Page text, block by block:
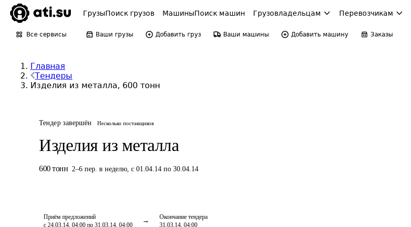
ГрузыПоиск грузов МашиныПоиск машин Грузовладельцам Перевозчикам
Все сервисы Ваши грузы Добавить груз Ваши машины Добавить машину Заказы
Главная
Тендеры
Изделия из металла, 600 тонн
Тендер завершён Несколько поставщиков
Изделия из металла
600 тонн 2–6 пер. в неделю, с 01.04.14 по 30.04.14
Приём предложений
с 24.03.14, 04:00 по 31.03.14, 04:00
Окончание тендера
31.03.14, 04:00